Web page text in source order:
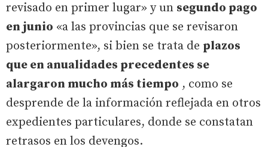
revisado en primer lugar» y un segundo pago
en junio «a las provincias que se revisaron
posteriormente», si bien se trata de plazos
que en anualidades precedentes se
alargaron mucho más tiempo , como se
desprende de la información reflejada en otros
expedientes particulares, donde se constatan
retrasos en los devengos.